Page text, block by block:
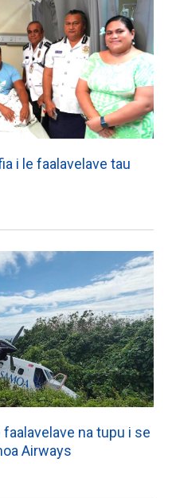
i le faalavelave tau
na tupu i se
Airways